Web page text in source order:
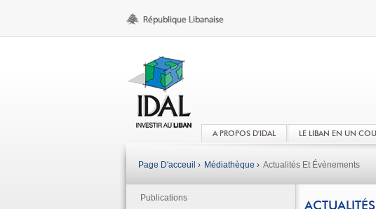
A PROPOS D'IDAL LE LIBAN EN UN
Page D'acceuil › Médiathèque › Actualités Et Évènements
Publications